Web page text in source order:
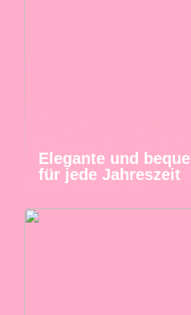
Elegante und
für jede Jahreszeit